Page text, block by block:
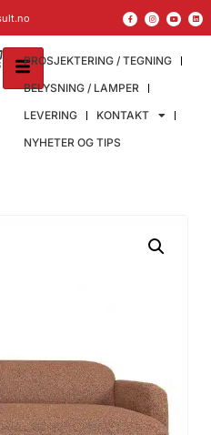
PROSJEKTERING / TEGNING
BELYSNING / LAMPER
LEVERING
KONTAKT
NYHETER OG TIPS